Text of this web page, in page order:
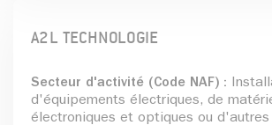
A2L TECHNOLOGIE
Secteur d'activité (Code NAF) :
d'équipements électriques, de
électroniques et optiques ou